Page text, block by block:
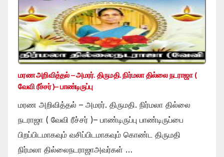
மரண அறிவித்தல் – அமரர். திருமதி. நிர்மலா தில்லை நடராஜா (
வேவி ரீச்சர் )– பாண்டிருப்பு
மரண அறிவித்தல் – அமரர். திருமதி. நிர்மலா தில்லை
நடராஜா ( வேவி ரீச்சர் )– பாண்டிருப்பு பாண்டிருப்பை
பிறப்பிடமாகவும் வசிப்பிடமாகவும் கொண்ட திருமதி
நிர்மலா தில்லைநடராஜாஅவர்கள் …